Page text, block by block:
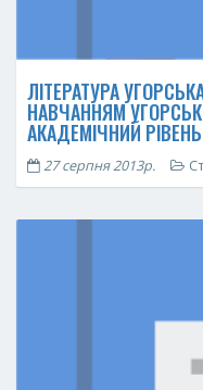
ЛІТЕРАТУРА
НАВЧАННЯМ
АКАДЕМІЧНИЙ РІВЕНЬ
27 серпня 2013р.